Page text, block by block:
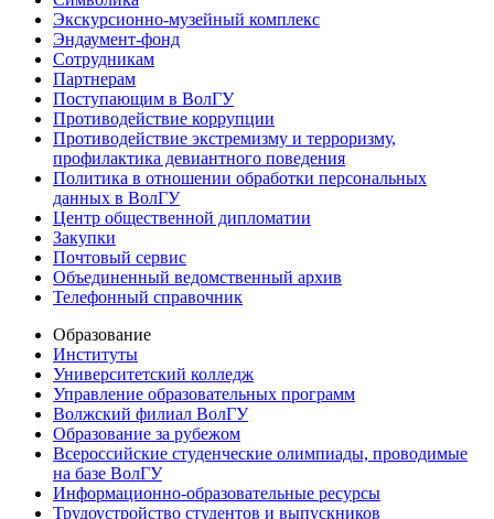
Экскурсионно-музейный комплекс
Эндаумент-фонд
Сотрудникам
Партнерам
Поступающим в ВолГУ
Противодействие коррупции
Противодействие экстремизму и терроризму,
профилактика девиантного поведения
Политика в отношении обработки персональных
данных в ВолГУ
Центр общественной дипломатии
Закупки
Почтовый сервис
Объединенный ведомственный архив
Телефонный справочник
Образование
Институты
Университетский колледж
Управление образовательных программ
Волжский филиал ВолГУ
Образование за рубежом
Всероссийские студенческие олимпиады, проводимые
на базе ВолГУ
Информационно-образовательные ресурсы
Трудоустройство студентов и выпускников